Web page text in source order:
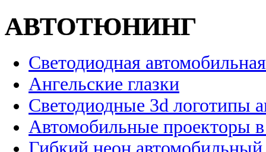
АВТОТЮНИНГ
Светодиодная
Ангельские глазки
Светодиодные 3d логотипы
Автомобильные проекторы